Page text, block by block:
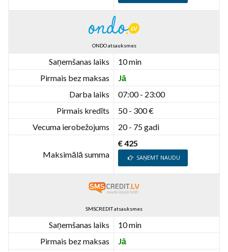
ONDO atsauksmes
Saņemšanas laiks
10 min
Pirmais bez maksas
Jā
Darba laiks
07:00 - 23:00
Pirmais kredīts
50 - 300 €
Vecuma ierobežojums
20 - 75 gadi
Maksimālā summa
€ 425
SAŅEMT NAUDU
SMSCREDIT atsauksmes
Saņemšanas laiks
10 min
Pirmais bez maksas
Jā